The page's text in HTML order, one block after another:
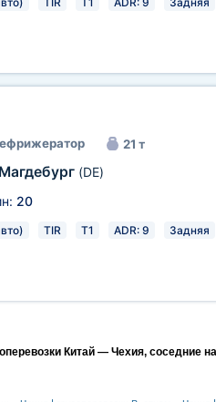
21 т
Магдебург (DE)
20
TIR T1 ADR: 9 Задняя
Китай — Чехия, соседние